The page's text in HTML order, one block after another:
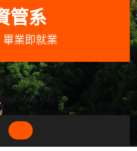
管系
業即就業